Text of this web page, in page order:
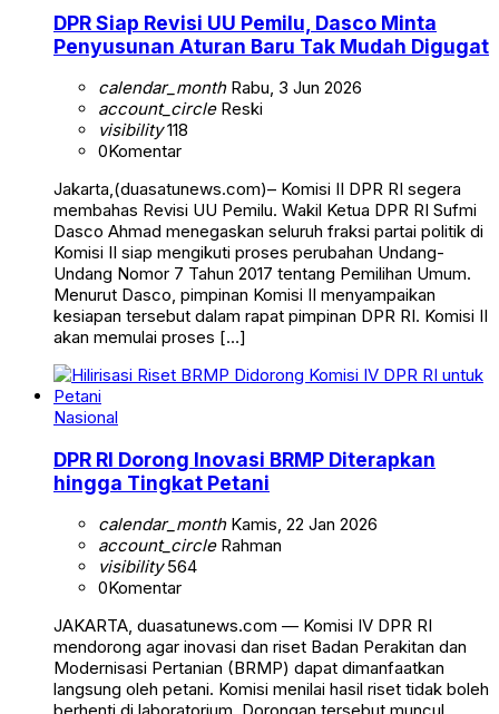
DPR Siap Revisi UU Pemilu, Dasco Minta
Penyusunan Aturan Baru Tak Mudah Digugat
calendar_monthRabu, 3 Jun 2026
account_circleReski
visibility118
0Komentar
Jakarta,(duasatunews.com)– Komisi II DPR RI segera
membahas Revisi UU Pemilu. Wakil Ketua DPR RI Sufmi
Dasco Ahmad menegaskan seluruh fraksi partai politik di
Komisi II siap mengikuti proses perubahan Undang-
Undang Nomor 7 Tahun 2017 tentang Pemilihan Umum.
Menurut Dasco, pimpinan Komisi II menyampaikan
kesiapan tersebut dalam rapat pimpinan DPR RI. Komisi II
akan memulai proses […]
Nasional
DPR RI Dorong Inovasi BRMP Diterapkan
hingga Tingkat Petani
calendar_monthKamis, 22 Jan 2026
account_circleRahman
visibility564
0Komentar
JAKARTA, duasatunews.com — Komisi IV DPR RI
mendorong agar inovasi dan riset Badan Perakitan dan
Modernisasi Pertanian (BRMP) dapat dimanfaatkan
langsung oleh petani. Komisi menilai hasil riset tidak boleh